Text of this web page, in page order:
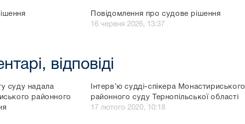
Повідомлення про судове рішення
16 червня 2026, 13:37
відповіді
суду надала
районного
Інтерв’ю судді-спікера Монастириського
районного суду Тернопільської області
17 лютого 2020, 10:18